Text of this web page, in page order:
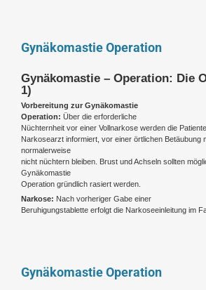
Gynäkomastie Operation
Gynäkomastie – Operation: Die
1)
Vorbereitung zur Gynäkomastie
Operation: Über die erforderliche
Nüchternheit vor einer Vollnarkose werden die
Narkosearzt informiert, vor einer örtlichen Betäubung
normalerweise
nicht nüchtern bleiben. Brust und Achseln sollten
Gynäkomastie
Operation gründlich rasiert werden.
Narkose: Nach vorheriger Gabe einer
Beruhigungstablette erfolgt die Narkoseeinleitung im
Gynäkomastie Operation